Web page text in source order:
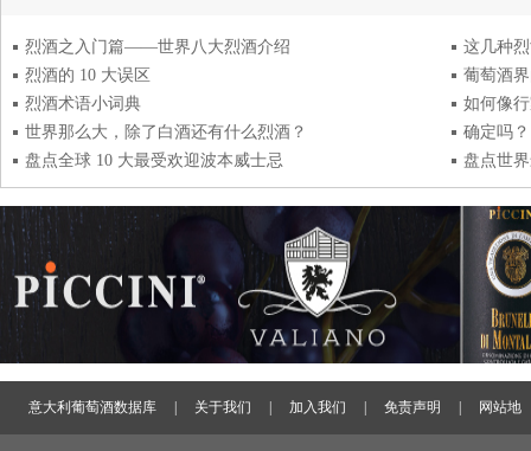
烈酒之入门篇——世界八大烈酒介绍
这几种
烈酒的 10 大误区
葡萄酒
烈酒术语小词典
如何像
世界那么大，除了白酒还有什么烈酒？
确定吗
盘点全球 10 大最受欢迎波本威士忌
盘点世
意大利葡萄酒数据库 关于我们 加入我们 免责声明 网站地